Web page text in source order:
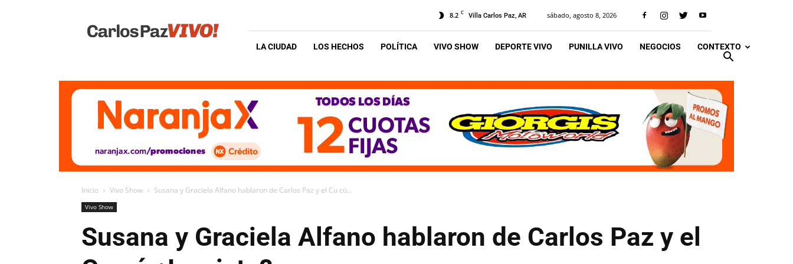
Vivo
8.2 C Villa Carlos Paz, AR sábado, agosto 8, 2026
LA CIUDAD LOS HECHOS POLÍTICA VIVO SHOW DEPORTE VIVO PUNILLA VIVO NEGOCIOS CONTEXTO
Inicio Vivo Show Susana y Graciela Alfano hablaron de Carlos Paz y el Cu cú...
Vivo Show
Susana y Graciela Alfano hablaron de Carlos Paz y el